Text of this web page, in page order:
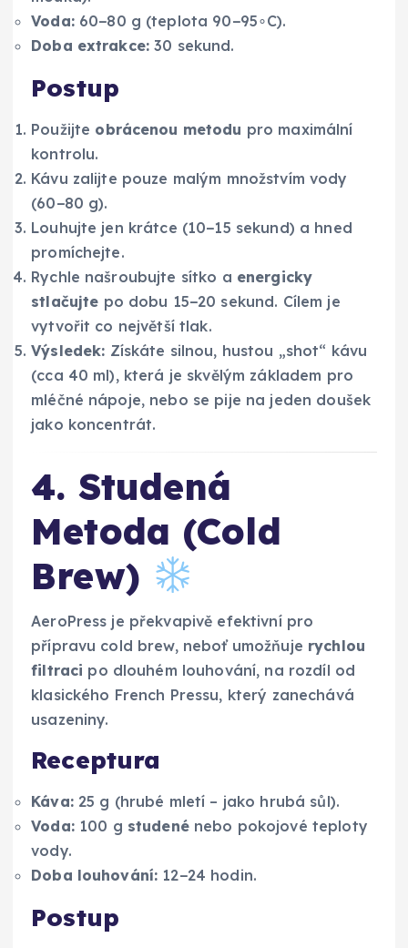
Voda:60−80 g (teplota 90−95∘C).
Doba extrakce: 30 sekund.
Postup
Použijte obrácenou metodu pro maximální
kontrolu.
Kávu zalijte pouze malým množstvím vody
(60−80 g).
Louhujte jen krátce (10−15 sekund) a hned
promíchejte.
Rychle našroubujte sítko a energicky
stlačujte po dobu 15−20 sekund. Cílem je
vytvořit co největší tlak.
Výsledek: Získáte silnou, hustou „shot“ kávu
(cca 40 ml), která je skvělým základem pro
mléčné nápoje, nebo se pije na jeden doušek
jako koncentrát.
4. Studená
Metoda (Cold
Brew)
AeroPress je překvapivě efektivní pro
přípravu cold brew, neboť umožňuje rychlou
filtraci po dlouhém louhování, na rozdíl od
klasického French Pressu, který zanechává
usazeniny.
Receptura
Káva:25 g (hrubé mletí – jako hrubá sůl).
Voda:100 g studenénebo pokojové teploty
vody.
Doba louhování: 12−24 hodin.
Postup